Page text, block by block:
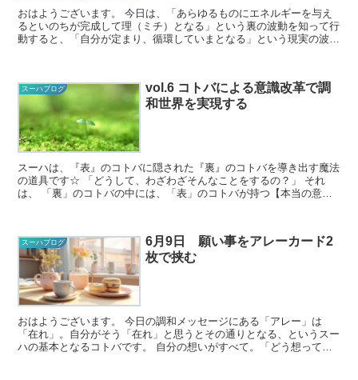
おはようございます。 今日は、「あらゆるものにエネルギーを与え
るといのちが完成して理（ミチ）となる」という裏の波動を知って行
動すると、「自分が定まり、循環していまとなる」という現実の波動
スーハブログ
vol.6 コトバによる意識改革で調
和世界を実現する
スーハは、『表』のコトバに隠された『裏』のコトバを導き出す魔法
の道具です☆ 「どうして、わざわざそんなことをするの？」 それ
は、 「裏」のコトバの中には、「表」のコトバが持つ【本当の意
スーハブログ
6月9日 願い事をアレーカード2
枚で挟む
おはようございます。 今日の調和メッセージにある「アレー」は
「在れ」。自分がそう「在れ」と思うとその通りとなる、というスー
ハの基本となるコトバです。 自分の想いがすべて。「どう想ってい